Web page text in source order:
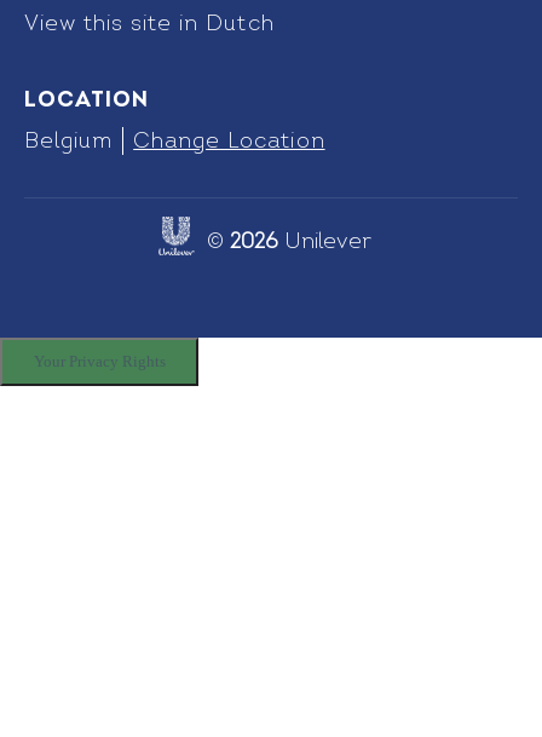
View this site in Dutch
Location
Belgium
Change Location
© 2026 Unilever
Your Privacy Rights